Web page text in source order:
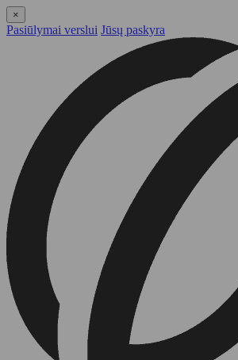
×
Pasiūlymai verslui Jūsų paskyra